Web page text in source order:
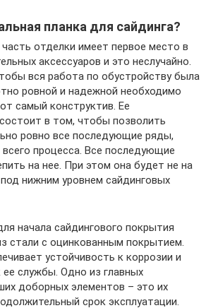
планка для сайдинга?
отделки имеет первое место в
аксессуаров и это неслучайно.
вся работа по обустройству была
ровной и надежной необходимо
самый конструктив. Ее
в том, чтобы позволить
ровно все последующие ряды,
всего процесса. Все последующие
на нее. При этом она будет не на
нижним уровнем сайдинговых
начала сайдингового покрытия
стали с оцинкованным покрытием.
устойчивость к коррозии и
ее службы. Одно из главных
доборных элементов – это их
срок эксплуатации.